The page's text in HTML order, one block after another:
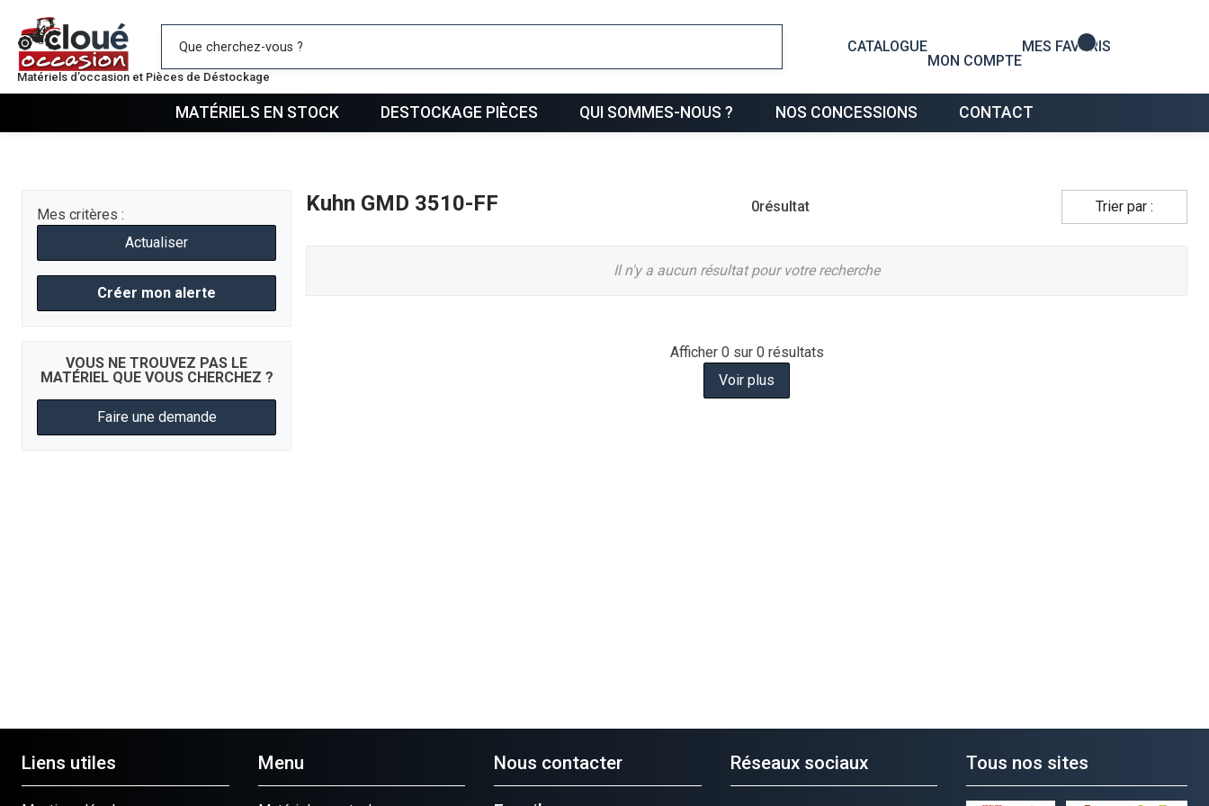
Matériels d’occasion et Pièces de Déstockage
CATALOGUE
MON COMPTE
MES FAVORIS
Mes favoris
MATÉRIELS EN STOCK DESTOCKAGE PIÈCES QUI SOMMES-NOUS ? NOS CONCESSIONS CONTACT
Mes critères :
Actualiser
Créer mon alerte
VOUS NE TROUVEZ PAS LE
MATÉRIEL QUE VOUS CHERCHEZ ?
Faire une demande
Kuhn GMD 3510-FF 0résultat Trier par :
Il n'y a aucun résultat pour votre recherche
Afficher 0 sur 0 résultats
Voir plus
Liens utiles Menu Nous contacter Réseaux sociaux Tous nos sites